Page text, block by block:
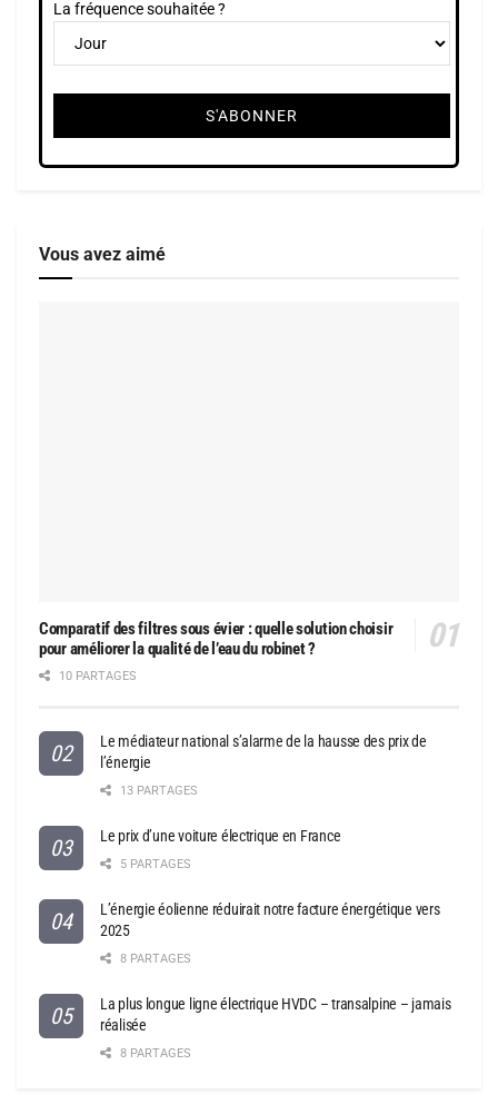
La fréquence souhaitée ?
Vous avez aimé
Comparatif des filtres sous évier : quelle solution choisir
pour améliorer la qualité de l’eau du robinet ?
10 PARTAGES
Le médiateur national s’alarme de la hausse des prix de
l’énergie
13 PARTAGES
Le prix d’une voiture électrique en France
5 PARTAGES
L’énergie éolienne réduirait notre facture énergétique vers
2025
8 PARTAGES
La plus longue ligne électrique HVDC – transalpine – jamais
réalisée
8 PARTAGES